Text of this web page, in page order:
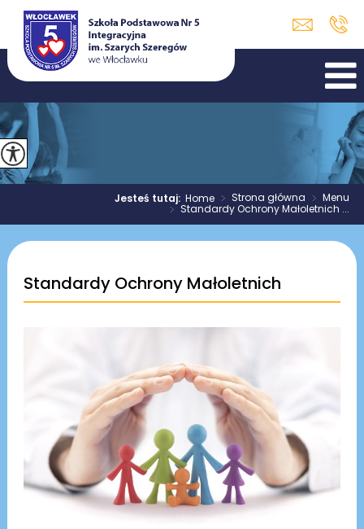
Jesteś tutaj:Home > Strona główna > Menu
> Standardy Ochrony Małoletnich ...
Standardy Ochrony Małoletnich